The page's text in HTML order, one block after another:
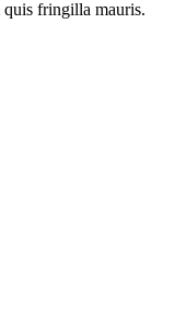
fringilla mauris.